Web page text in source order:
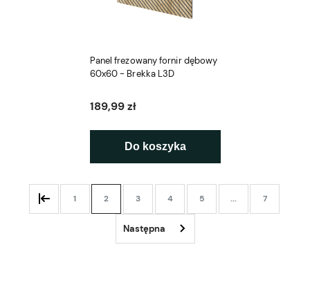
Panel frezowany fornir dębowy
60x60 - Brekka L3D
189,99 zł
Do koszyka
1 2 3 4 5 ... 7